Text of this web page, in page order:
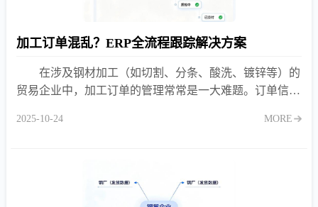
加工订单混乱？ERP全流程跟踪解决方案
在涉及钢材加工（如切割、分条、酸洗、镀锌等）的
贸易企业中，加工订单的管理常常是一大难题。订单信息
透明，质检
2025-10-24 MORE